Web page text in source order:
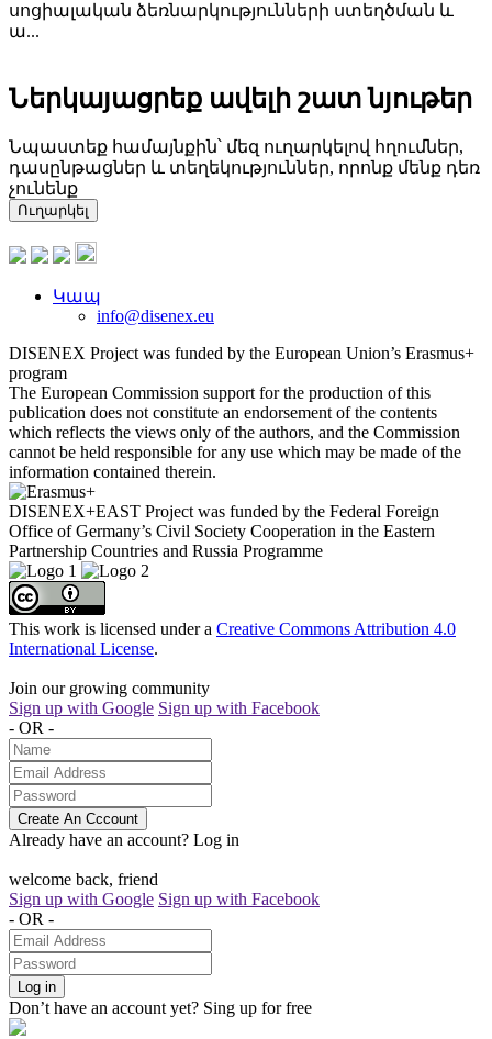
սոցիալական ձեռնարկությունների ստեղծման և
ա...
Ներկայացրեք ավելի շատ նյութեր
Նպաստեք համայնքին՝ մեզ ուղարկելով հղումներ,
դասընթացներ և տեղեկություններ, որոնք մենք դեռ
չունենք
Ուղարկել
Կապ
info@disenex.eu
DISENEX Project was funded by the European Union’s Erasmus+
program
The European Commission support for the production of this
publication does not constitute an endorsement of the contents
which reflects the views only of the authors, and the Commission
cannot be held responsible for any use which may be made of the
information contained therein.
DISENEX+EAST Project was funded by the Federal Foreign
Office of Germany’s Civil Society Cooperation in the Eastern
Partnership Countries and Russia Programme
This work is licensed under a Creative Commons Attribution 4.0
International License.
Join our growing community
Sign up with Google Sign up with Facebook
- OR -
Create An Cccount
Already have an account? Log in
welcome back, friend
Sign up with Google Sign up with Facebook
- OR -
Log in
Don’t have an account yet? Sing up for free